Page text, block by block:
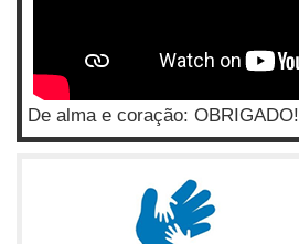
De alma e coração: OBRIGADO!